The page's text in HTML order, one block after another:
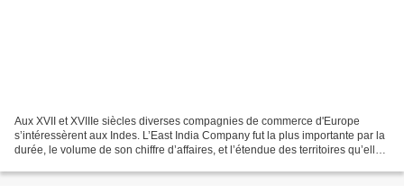
Aux XVII et XVIIIe siècles diverses compagnies de commerce d'Europe
s’intéressèrent aux Indes. L’East India Company fut la plus importante par la
durée, le volume de son chiffre d’affaires, et l’étendue des territoires qu’elle